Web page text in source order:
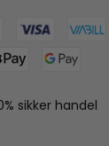
sikker handel